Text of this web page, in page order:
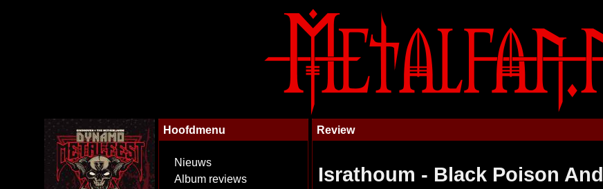
Hoofdmenu
Nieuws
Album reviews
Review
Israthoum - Black Poison And